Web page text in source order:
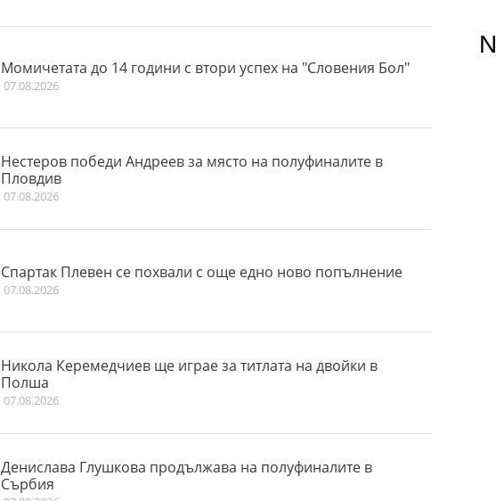
Момичетата до 14 години с втори успех на "Словения Бол"
07.08.2026
Нестеров победи Андреев за място на полуфиналите в
Пловдив
07.08.2026
Спартак Плевен се похвали с още едно ново попълнение
07.08.2026
Никола Керемедчиев ще играе за титлата на двойки в
Полша
07.08.2026
Денислава Глушкова продължава на полуфиналите в
Сърбия